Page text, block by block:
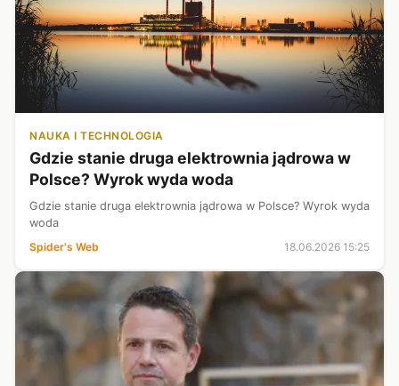
NAUKA I TECHNOLOGIA
Gdzie stanie druga elektrownia jądrowa w
Polsce? Wyrok wyda woda
Gdzie stanie druga elektrownia jądrowa w Polsce? Wyrok wyda
woda
Spider's Web
18.06.2026 15:25